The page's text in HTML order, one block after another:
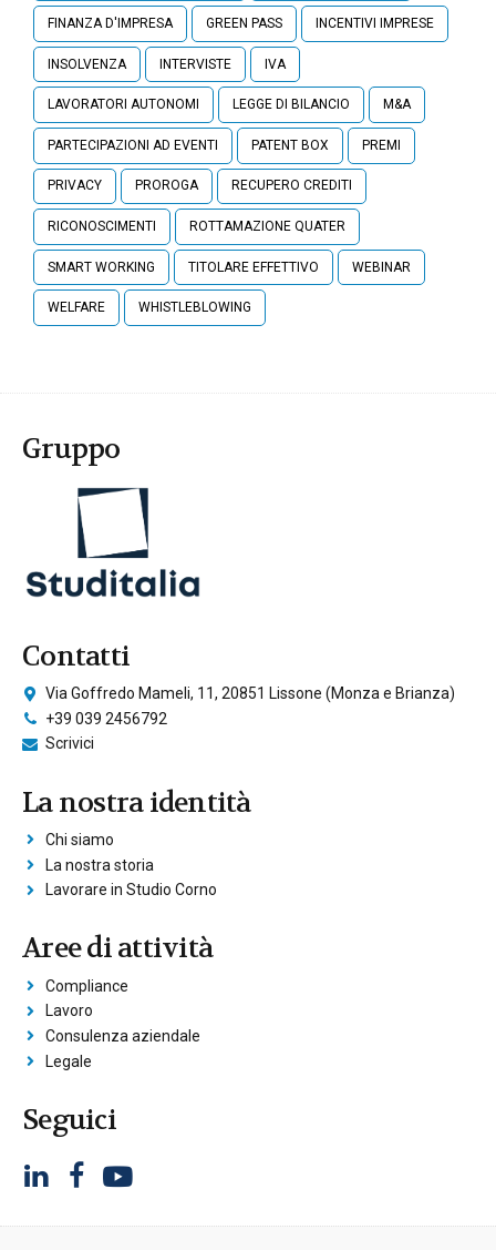
FINANZA D'IMPRESA GREEN PASS INCENTIVI IMPRESE
INSOLVENZA INTERVISTE IVA
LAVORATORI AUTONOMI LEGGE DI BILANCIO M&A
PARTECIPAZIONI AD EVENTI PATENT BOX PREMI
PRIVACY PROROGA RECUPERO CREDITI
RICONOSCIMENTI ROTTAMAZIONE QUATER
SMART WORKING TITOLARE EFFETTIVO WEBINAR
WELFARE WHISTLEBLOWING
Gruppo
Contatti
Via Goffredo Mameli, 11, 20851 Lissone (Monza e Brianza)
+39 039 2456792
Scrivici
La nostra identità
Chi siamo
La nostra storia
Lavorare in Studio Corno
Aree di attività
Compliance
Lavoro
Consulenza aziendale
Legale
Seguici